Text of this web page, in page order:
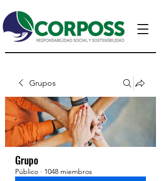
Grupos
Grupo
Público · 1048 miembros